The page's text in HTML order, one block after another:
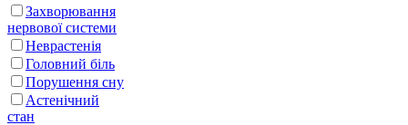
Захворювання
нервової системи
Неврастенія
Головний біль
Порушення сну
Астенічний
стан